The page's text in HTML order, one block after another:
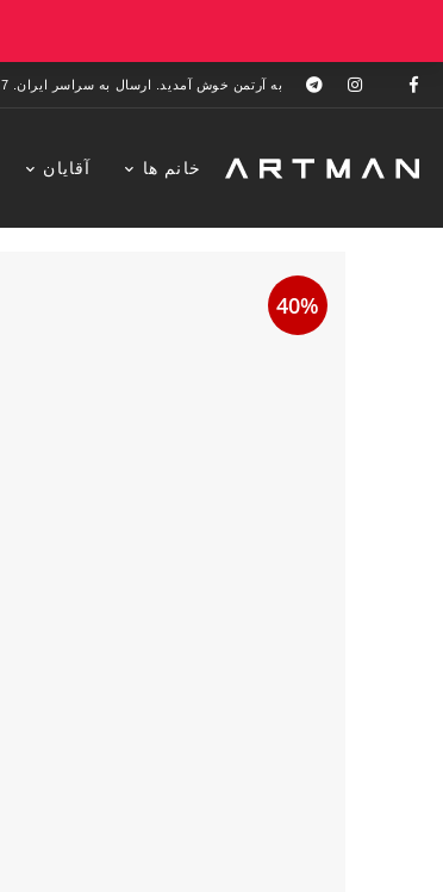
به آرتمن خوش آمدید. ارسال به سراسر ایران. 7 روز فرصت تست در منزل. 1 سال خدمات پس از فروش.
خانم ها آقایان
40%